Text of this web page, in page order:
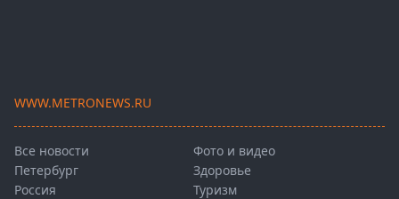
WWW.METRONEWS.RU
Все новости
Петербург
Россия
Фото и видео
Здоровье
Туризм